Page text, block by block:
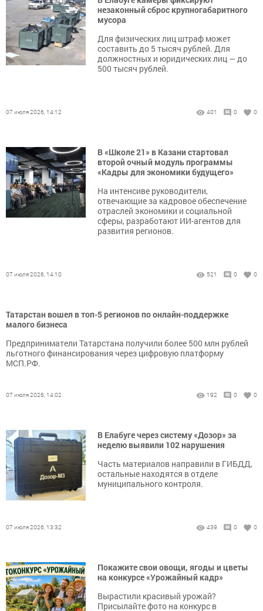
незаконный сброс крупногабаритного
мусора
Для физических лиц штраф может
составить до 5 тысяч рублей. Для
должностных и юридических лиц — до
500 тысяч рублей.
07 июля 2026, 14:12 401 0 0
В «Школе 21» в Казани стартовал
второй очный модуль программы
«Кадры для экономики будущего»
На интенсиве руководители,
отвечающие за кадровое обеспечение
отраслей экономики и социальной
сферы, разработают ИИ-агентов для
развития регионов.
07 июля 2026, 14:10 521 0 0
Татарстан вошел в топ-5 регионов по онлайн-поддержке
малого бизнеса
Предприниматели Татарстана получили более 500 млн рублей
льготного финансирования через цифровую платформу
МСП.РФ.
07 июля 2026, 14:02 192 0 0
В Елабуге через систему «Дозор» за
неделю выявили 102 нарушения
Часть материалов направили в ГИБДД,
остальные находятся в отделе
муниципального контроля.
07 июля 2026, 13:32 439 0 0
Покажите свои овощи, ягоды и цветы
на конкурсе «Урожайный кадр»
Вырастили красивый урожай?
Присылайте фото на конкурс в